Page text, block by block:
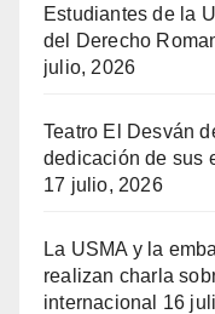
Estudiantes de la
del Derecho
julio, 2026
Teatro El Desván
dedicación de sus
17 julio, 2026
La USMA y la
realizan charla
internacional
16